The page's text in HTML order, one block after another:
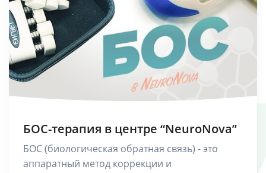
БОС-терапия в центре “NeuroNova”
БОС (биологическая обратная связь) - это
аппаратный метод коррекции и